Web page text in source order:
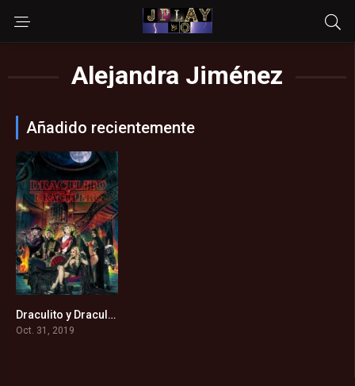
Alejandra Jiménez
Añadido recientemente
6.1Draculito y Draculero (2019)
Oct. 31, 2019